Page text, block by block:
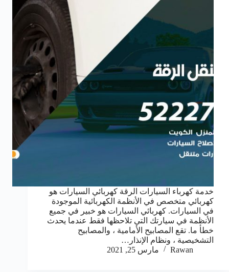
خدمة كهرباء السيارات الرقة كهربائي السيارات هو
كهربائي متخصص في الأنظمة الكهربائية الموجودة
في السيارات. كهربائي السيارات هو خبير في جميع
الأنظمة في سيارتك التي تلاحظها فقط عندما يحدث
خطأ ما. تقع المصابيح الأمامية ، والمصابيح
التشخيصية ، ونظام الإنذار…
Rawan
مارس 25, 2021